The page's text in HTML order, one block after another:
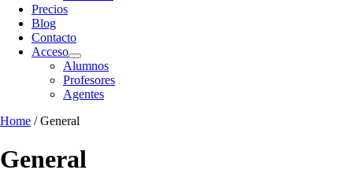
Precios
Blog
Contacto
Acceso
Alumnos
Profesores
Agentes
Home / General
General